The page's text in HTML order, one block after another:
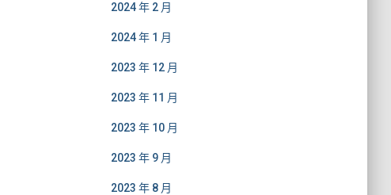
2024 年 2 月
2024 年 1 月
2023 年 12 月
2023 年 11 月
2023 年 10 月
2023 年 9 月
2023 年 8 月